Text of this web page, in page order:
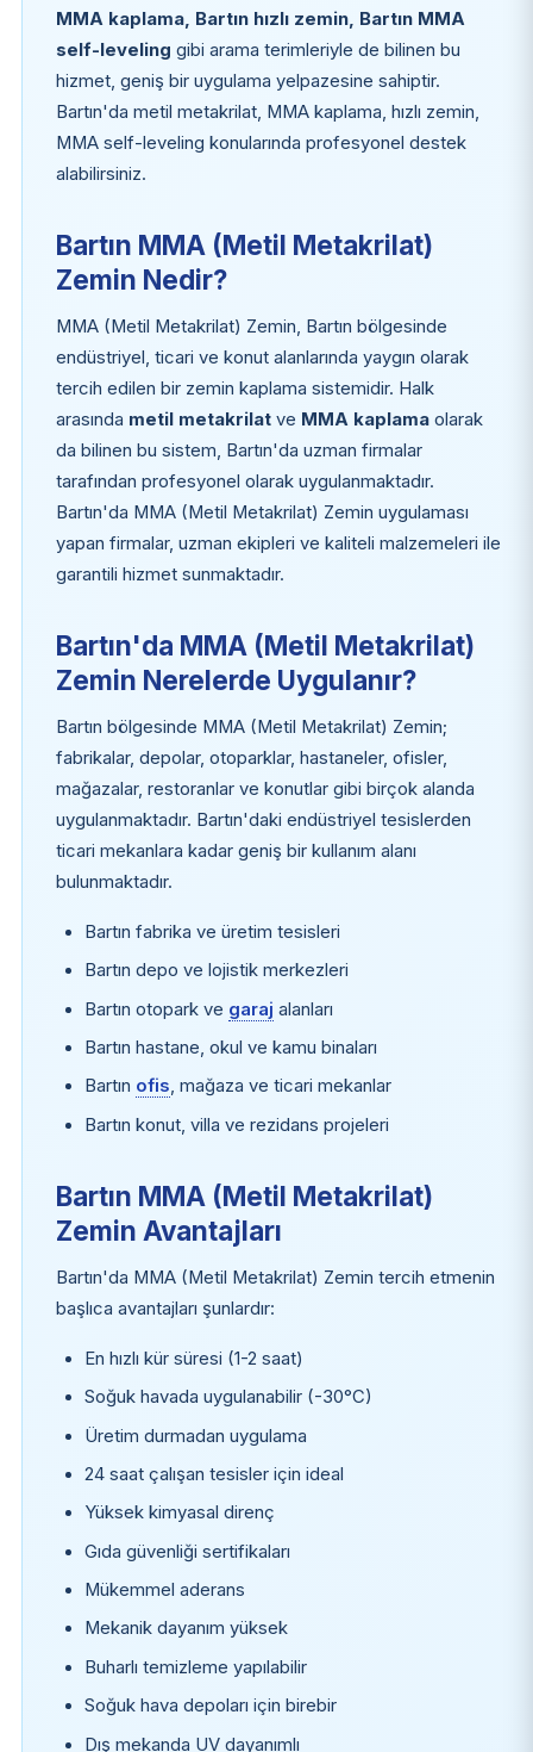
MMA kaplama, Bartın hızlı zemin, Bartın MMA
self-leveling gibi arama terimleriyle de bilinen bu
hizmet, geniş bir uygulama yelpazesine sahiptir.
Bartın'da metil metakrilat, MMA kaplama, hızlı zemin,
MMA self-leveling konularında profesyonel destek
alabilirsiniz.
Bartın MMA (Metil Metakrilat)
Zemin Nedir?
MMA (Metil Metakrilat) Zemin, Bartın bölgesinde
endüstriyel, ticari ve konut alanlarında yaygın olarak
tercih edilen bir zemin kaplama sistemidir. Halk
arasında metil metakrilatve MMA kaplamaolarak
da bilinen bu sistem, Bartın'da uzman firmalar
tarafından profesyonel olarak uygulanmaktadır.
Bartın'da MMA (Metil Metakrilat) Zemin uygulaması
yapan firmalar, uzman ekipleri ve kaliteli malzemeleri ile
garantili hizmet sunmaktadır.
Bartın'da MMA (Metil Metakrilat)
Zemin Nerelerde Uygulanır?
Bartın bölgesinde MMA (Metil Metakrilat) Zemin;
fabrikalar, depolar, otoparklar, hastaneler, ofisler,
mağazalar, restoranlar ve konutlar gibi birçok alanda
uygulanmaktadır. Bartın'daki endüstriyel tesislerden
ticari mekanlara kadar geniş bir kullanım alanı
bulunmaktadır.
Bartın fabrika ve üretim tesisleri
Bartın depo ve lojistik merkezleri
Bartın otopark ve garaj alanları
Bartın hastane, okul ve kamu binaları
Bartın ofis, mağaza ve ticari mekanlar
Bartın konut, villa ve rezidans projeleri
Bartın MMA (Metil Metakrilat)
Zemin Avantajları
Bartın'da MMA (Metil Metakrilat) Zemin tercih etmenin
başlıca avantajları şunlardır:
En hızlı kür süresi (1-2 saat)
Soğuk havada uygulanabilir (-30°C)
Üretim durmadan uygulama
24 saat çalışan tesisler için ideal
Yüksek kimyasal direnç
Gıda güvenliği sertifikaları
Mükemmel aderans
Mekanik dayanım yüksek
Buharlı temizleme yapılabilir
Soğuk hava depoları için birebir
Dış mekanda UV dayanımlı